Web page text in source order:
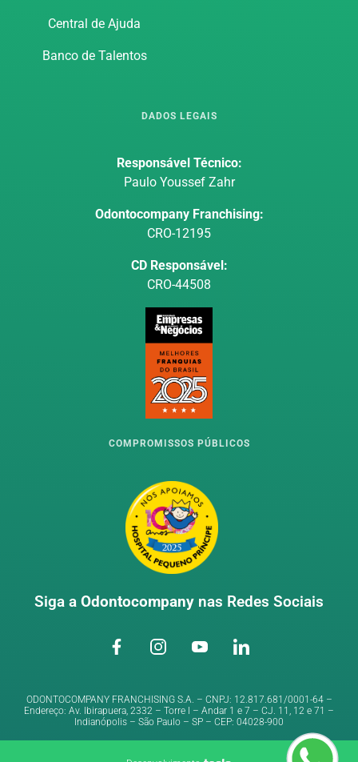
Central de Ajuda
Banco de Talentos
DADOS LEGAIS
Responsável Técnico:
Paulo Youssef Zahr
Odontocompany Franchising:
CRO-12195
CD Responsável:
CRO-44508
COMPROMISSOS PÚBLICOS
Siga a Odontocompany nas Redes Sociais
ODONTOCOMPANY FRANCHISING S.A. – CNPJ: 12.817.681/0001-64 –
Endereço: Av. Ibirapuera, 2332 – Torre I – Andar 1 e 7 – CJ. 11, 12 e 71 –
Indianópolis – São Paulo – SP – CEP: 04028-900